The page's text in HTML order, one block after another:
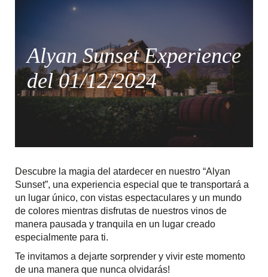
Alyan Sunset Experience
del 01/12/2024
Descubre la magia del atardecer en nuestro “Alyan
Sunset”, una experiencia especial que te transportará a
un lugar único, con vistas espectaculares y un mundo
de colores mientras disfrutas de nuestros vinos de
manera pausada y tranquila en un lugar creado
especialmente para ti.
Te invitamos a dejarte sorprender y vivir este momento
de una manera que nunca olvidarás!